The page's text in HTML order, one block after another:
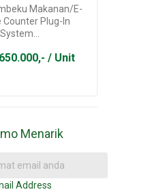
Makanan/E-
Counter Plug-In
System...
/ Unit
Menarik
Address